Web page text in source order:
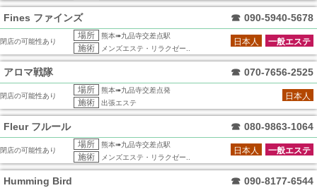
Fines ファインズ ☎ 090-5940-5678
閉店の可能性あり
場所 熊本➠九品寺交差点駅
施術 メンズエステ・リラクゼー..
一般エステ
日本人
アロマ戦隊 ☎ 070-7656-2525
閉店の可能性あり
場所 熊本➠九品寺交差点発
施術 出張エステ
日本人
Fleur フルール ☎ 080-9863-1064
閉店の可能性あり
場所 熊本➠九品寺交差点駅
施術 メンズエステ・リラクゼー..
一般エステ
日本人
Humming Bird ☎ 090-8177-6544